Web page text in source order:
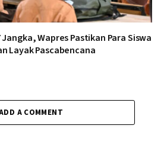
Wapres Pastikan Para Siswa
Layak Pascabencana
A COMMENT